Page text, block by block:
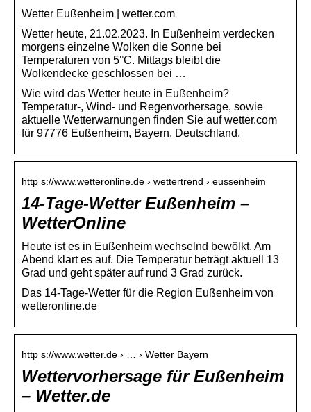
Wetter Eußenheim | wetter.com
Wetter heute, 21.02.2023. In Eußenheim verdecken
morgens einzelne Wolken die Sonne bei
Temperaturen von 5°C. Mittags bleibt die
Wolkendecke geschlossen bei …
Wie wird das Wetter heute in Eußenheim?
Temperatur-, Wind- und Regenvorhersage, sowie
aktuelle Wetterwarnungen finden Sie auf wetter.com
für 97776 Eußenheim, Bayern, Deutschland.
http s://www.wetteronline.de › wettertrend › eussenheim
14-Tage-Wetter Eußenheim –
WetterOnline
Heute ist es in Eußenheim wechselnd bewölkt. Am
Abend klart es auf. Die Temperatur beträgt aktuell 13
Grad und geht später auf rund 3 Grad zurück.
Das 14-Tage-Wetter für die Region Eußenheim von
wetteronline.de
http s://www.wetter.de › … › Wetter Bayern
Wettervorhersage für Eußenheim
– Wetter.de